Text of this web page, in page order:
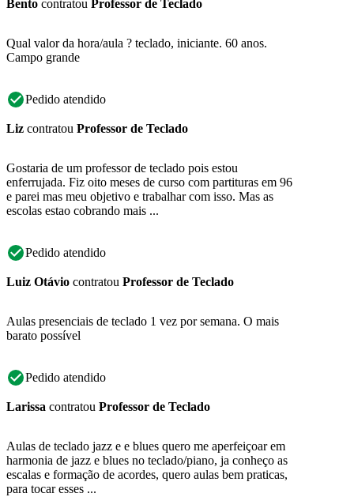
Bento contratou Professor de Teclado
Qual valor da hora/aula ? teclado, iniciante. 60 anos.
Campo grande
Pedido atendido
Liz contratou Professor de Teclado
Gostaria de um professor de teclado pois estou
enferrujada. Fiz oito meses de curso com partituras em 96
e parei mas meu objetivo e trabalhar com isso. Mas as
escolas estao cobrando mais ...
Pedido atendido
Luiz Otávio contratou Professor de Teclado
Aulas presenciais de teclado 1 vez por semana. O mais
barato possível
Pedido atendido
Larissa contratou Professor de Teclado
Aulas de teclado jazz e e blues quero me aperfeiçoar em
harmonia de jazz e blues no teclado/piano, ja conheço as
escalas e formação de acordes, quero aulas bem praticas,
para tocar esses ...